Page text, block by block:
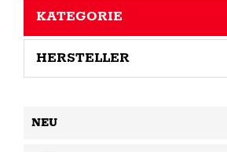
KATEGORIE
HERSTELLER
NEU